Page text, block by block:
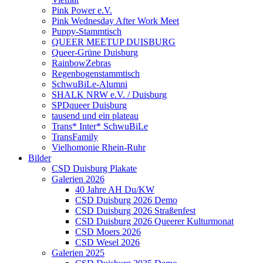
Pink Power e.V.
Pink Wednesday After Work Meet
Puppy-Stammtisch
QUEER MEETUP DUISBURG
Queer-Grüne Duisburg
RainbowZebras
Regenbogenstammtisch
SchwuBiLe-Alumni
SHALK NRW e.V. / Duisburg
SPDqueer Duisburg
tausend und ein plateau
Trans* Inter* SchwuBiLe
TransFamily
Vielhomonie Rhein-Ruhr
Bilder
CSD Duisburg Plakate
Galerien 2026
40 Jahre AH Du/KW
CSD Duisburg 2026 Demo
CSD Duisburg 2026 Straßenfest
CSD Duisburg 2026 Queerer Kulturmonat
CSD Moers 2026
CSD Wesel 2026
Galerien 2025